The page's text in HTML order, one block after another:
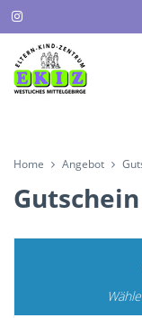
Home Angebot